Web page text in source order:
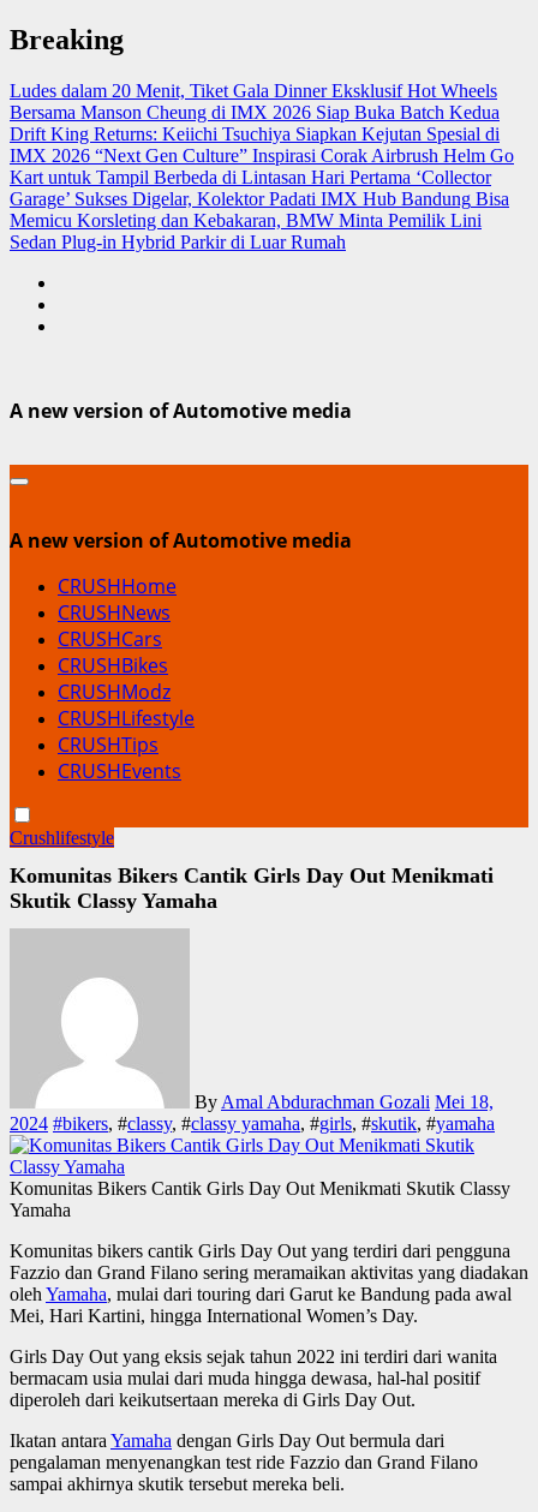
Skip
to
Breaking
Ludes dalam 20 Menit, Tiket Gala Dinner Eksklusif Hot Wheels
Bersama Manson Cheung di IMX 2026 Siap Buka Batch Kedua
Drift King Returns: Keiichi Tsuchiya Siapkan Kejutan Spesial di
IMX 2026 “Next Gen Culture” Inspirasi Corak Airbrush Helm Go
Kart untuk Tampil Berbeda di Lintasan Hari Pertama ‘Collector
Garage’ Sukses Digelar, Kolektor Padati IMX Hub Bandung Bisa
Memicu Korsleting dan Kebakaran, BMW Minta Pemilik Lini
Sedan Plug-in Hybrid Parkir di Luar Rumah
A new version of Automotive media
A new version of Automotive media
CRUSHHome
CRUSHNews
CRUSHCars
CRUSHBikes
CRUSHModz
CRUSHLifestyle
CRUSHTips
CRUSHEvents
Crushlifestyle
Komunitas Bikers Cantik Girls Day Out Menikmati
Skutik Classy Yamaha
By Amal Abdurachman Gozali Mei 18,
2024 #bikers, #classy, #classy yamaha, #girls, #skutik, #yamaha
Komunitas Bikers Cantik Girls Day Out Menikmati Skutik Classy
Yamaha
Komunitas bikers cantik Girls Day Out yang terdiri dari pengguna
Fazzio dan Grand Filano sering meramaikan aktivitas yang diadakan
oleh Yamaha, mulai dari touring dari Garut ke Bandung pada awal
Mei, Hari Kartini, hingga International Women’s Day.
Girls Day Out yang eksis sejak tahun 2022 ini terdiri dari wanita
bermacam usia mulai dari muda hingga dewasa, hal-hal positif
diperoleh dari keikutsertaan mereka di Girls Day Out.
Ikatan antara Yamaha dengan Girls Day Out bermula dari
pengalaman menyenangkan test ride Fazzio dan Grand Filano
sampai akhirnya skutik tersebut mereka beli.